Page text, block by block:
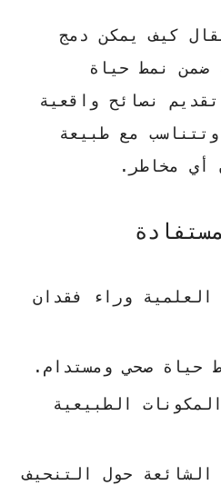
كيف يمكن دمج
ضمن نمط حياة
نصائح واقعية
مع طبيعة
أي مخاطر.
العلمية وراء فقدان
حياة صحي ومستدام.
الطبيعية
الشائعة حول التنحيف